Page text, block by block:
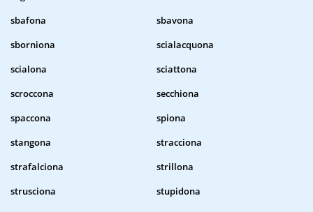
sbafona
sbavona
sborniona
scialacquona
scialona
sciattona
scroccona
secchiona
spaccona
spiona
stangona
stracciona
strafalciona
strillona
strusciona
stupidona